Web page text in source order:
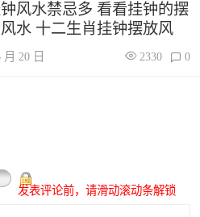
风水禁忌多 看看挂钟的摆
水 十二生肖挂钟摆放风
月 20 日 2330 0
发表评论前，请滑动滚动条解锁